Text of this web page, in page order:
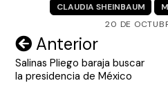
CLAUDIA SHEINBAUM
20 DE
Navegación
de
Anterior
Salinas Pliego baraja buscar
la presidencia de México